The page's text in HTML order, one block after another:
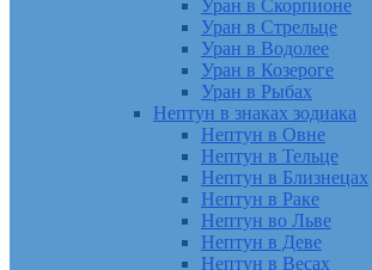
Уран в Скорпионе
Уран в Стрельце
Уран в Водолее
Уран в Козероге
Уран в Рыбах
Нептун в знаках зодиака
Нептун в Овне
Нептун в Тельце
Нептун в Близнецах
Нептун в Раке
Нептун во Льве
Нептун в Деве
Нептун в Весах